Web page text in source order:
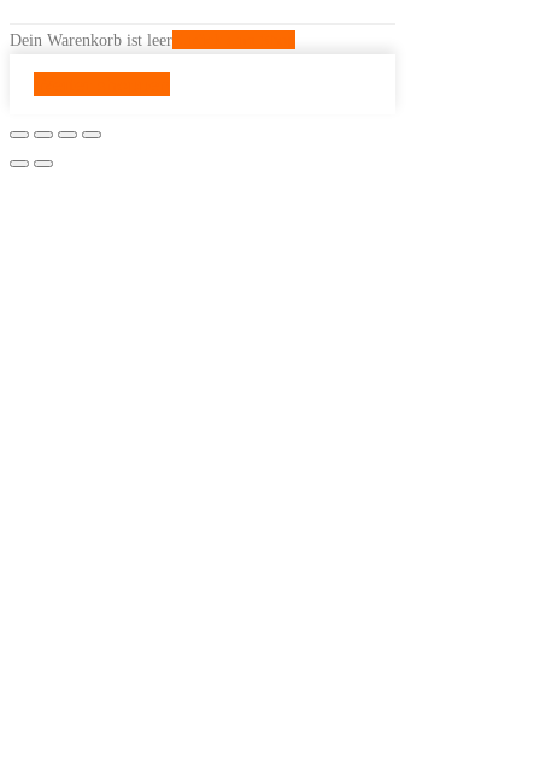
Dein Warenkorb ist leer